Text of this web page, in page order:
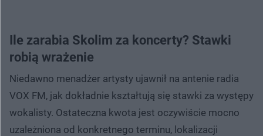
Ile zarabia Skolim za koncerty? Stawki
robią wrażenie
Niedawno menadżer artysty ujawnił na antenie radia
VOX FM, jak dokładnie kształtują się stawki za występy
wokalisty. Ostateczna kwota jest oczywiście mocno
uzależniona od konkretnego terminu, lokalizacji